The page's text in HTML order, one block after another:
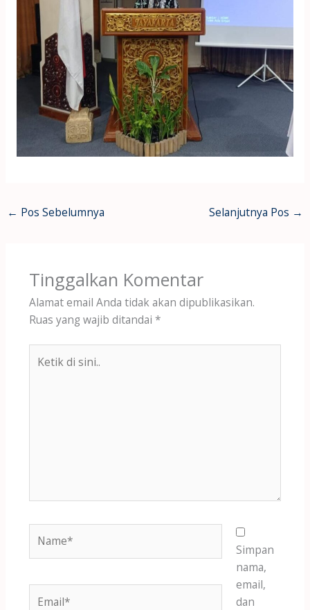
← Pos Sebelumnya Selanjutnya Pos →
Tinggalkan Komentar
Alamat email Anda tidak akan dipublikasikan.
Ruas yang wajib ditandai *
Simpan
nama,
email,
dan